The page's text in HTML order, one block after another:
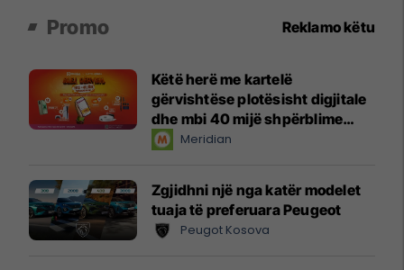
Promo Reklamo këtu
Këtë herë me kartelë
gërvishtëse plotësisht digjitale
dhe mbi 40 mijë shpërblime
instant!Meridian
Zgjidhni një nga katër modelet
tuaja të preferuara Peugeot
Peugot Kosova